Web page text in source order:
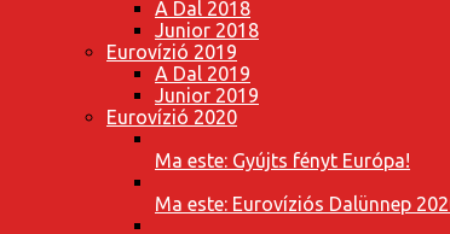
A Dal 2018
Junior 2018
Eurovízió 2019
A Dal 2019
Junior 2019
Eurovízió 2020
Ma este: Gyújts fényt Európa!
Ma este: Eurovíziós Dalünnep